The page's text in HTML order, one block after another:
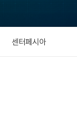
센터페시아